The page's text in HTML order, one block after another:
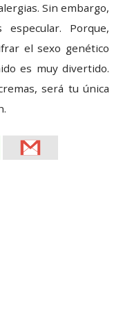
Sin embargo,
Porque,
el sexo genético
es muy divertido.
será tu única